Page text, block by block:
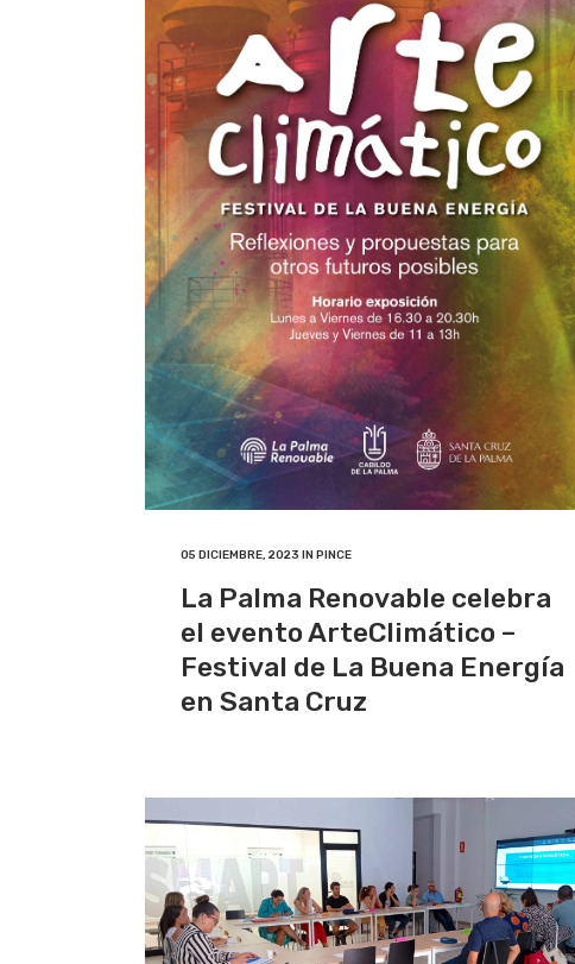
05 DICIEMBRE, 2023 IN PINCE
La Palma Renovable celebra
el evento ArteClimático –
Festival de La Buena Energía
en Santa Cruz